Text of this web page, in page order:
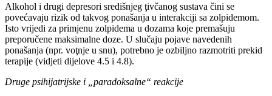
Alkohol i drugi depresori središnjeg ţivčanog sustava čini se
povećavaju rizik od takvog ponašanja u interakciji sa zolpidemom.
Isto vrijedi za primjenu zolpidema u dozama koje premašuju
preporučene maksimalne doze. U slučaju pojave navedenih
ponašanja (npr. voţnje u snu), potrebno je ozbiljno razmotriti prekid
terapije (vidjeti dijelove 4.5 i 4.8).
Druge psihijatrijske i „paradoksalne“ reakcije